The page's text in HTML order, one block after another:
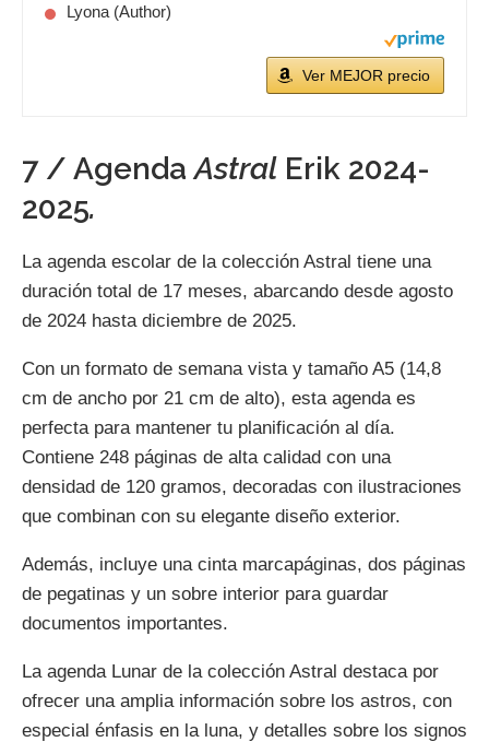
Lyona (Author)
Ver MEJOR precio
7 / AgendaAstral Erik 2024-
2025.
La agenda escolar de la colección Astral tiene una
duración total de 17 meses, abarcando desde agosto
de 2024 hasta diciembre de 2025.
Con un formato de semana vista y tamaño A5 (14,8
cm de ancho por 21 cm de alto), esta agenda es
perfecta para mantener tu planificación al día.
Contiene 248 páginas de alta calidad con una
densidad de 120 gramos, decoradas con ilustraciones
que combinan con su elegante diseño exterior.
Además, incluye una cinta marcapáginas, dos páginas
de pegatinas y un sobre interior para guardar
documentos importantes.
La agenda Lunar de la colección Astral destaca por
ofrecer una amplia información sobre los astros, con
especial énfasis en la luna, y detalles sobre los signos